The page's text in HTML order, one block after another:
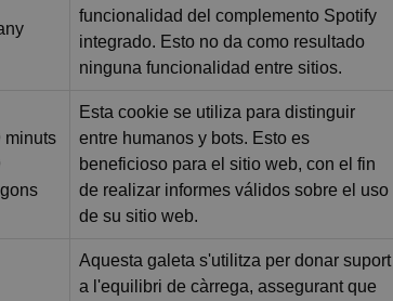
funcionalidad del complemento Spotify
integrado. Esto no da como resultado
ninguna funcionalidad entre sitios.
minuts
Esta cookie se utiliza para distinguir
entre humanos y bots. Esto es
beneficioso para el sitio web, con el fin
de realizar informes válidos sobre el uso
de su sitio web.
Aquesta galeta s'utilitza per donar suport
a l'equilibri de càrrega, assegurant que